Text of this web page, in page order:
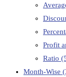
Profit
Ratio
Month-Wise